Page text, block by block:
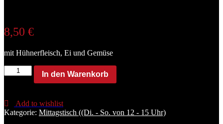
8,50 €
mit Hühnerfleisch, Ei und Gemüse
BratnudelnA,B,D,I,K,O,P,V,Z
In den Warenkorb
Add to wishlist
Kategorie: Mittagstisch ((Di. - So. von 12 - 15 Uhr)